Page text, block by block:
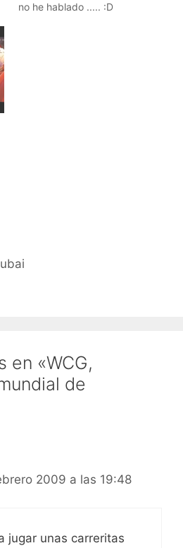
no he hablado ..... :D
en «WCG,
de
2009 a las 19:48
jugar unas carreritas